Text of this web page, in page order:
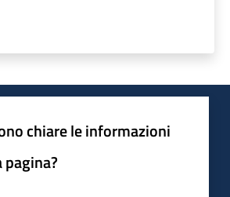
chiare le informazioni
pagina?